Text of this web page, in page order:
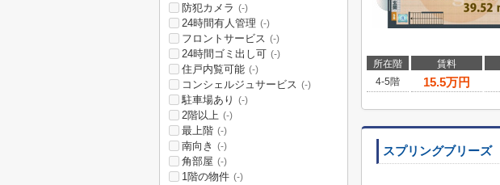
所在階 賃料
4-5階
15.5万円
スプリングブリーズ
防犯カメラ (-)
24時間有人管理 (-)
フロントサービス (-)
24時間ゴミ出し可 (-)
住戸内覧可能 (-)
コンシェルジュサービス (-)
駐車場あり (-)
2階以上 (-)
最上階 (-)
南向き (-)
角部屋 (-)
1階の物件 (-)